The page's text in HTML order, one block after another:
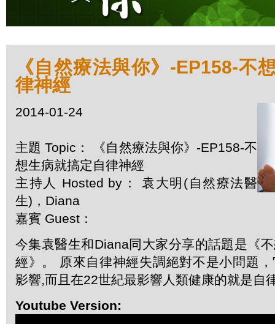
《自然療法與你》-EP158-不
律神經
2014-01-24
主題 Topic： 《自然療法與你》-EP158-不
想生病就搞定自律神經
主持人 Hosted by： 袁大明(自然療法醫
生)，Diana
嘉賓 Guest：
今集袁醫生和Diana同大家分享的話題是《
經》。 原來自律神經失調絕對不是小問題
影響,而且在22世紀最影響人類健康的就是自
Youtube Version: